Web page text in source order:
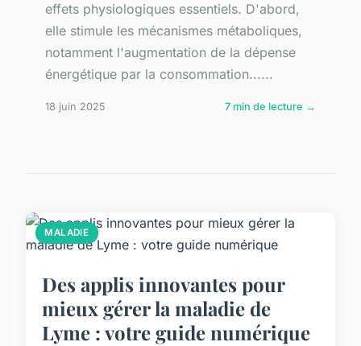
effets physiologiques essentiels. D'abord,
elle stimule les mécanismes métaboliques,
notamment l'augmentation de la dépense
énergétique par la consommation......
18 juin 2025 7 min de lecture →
MALADIE
Des applis innovantes pour
mieux gérer la maladie de
Lyme : votre guide numérique